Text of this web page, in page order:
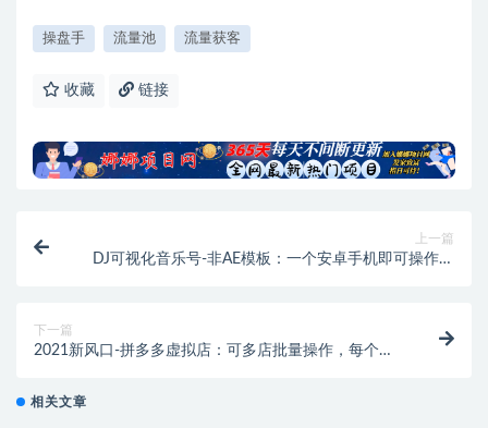
操盘手 流量池 流量获客
收藏 链接
上一篇
DJ可视化音乐号-非AE模板：一个安卓手机即可操作，
下一篇
2021新风口-拼多多虚拟店：可多店批量操作，每个店
相关文章